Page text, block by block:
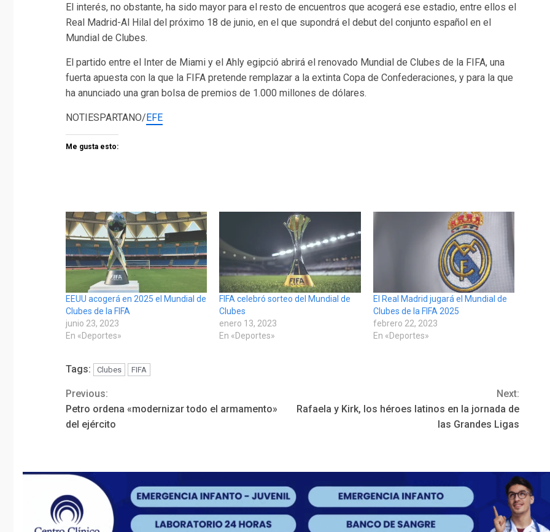
El interés, no obstante, ha sido mayor para el resto de encuentros que acogerá ese estadio, entre ellos el
Real Madrid-Al Hilal del próximo 18 de junio, en el que supondrá el debut del conjunto español en el
Mundial de Clubes.
El partido entre el Inter de Miami y el Ahly egipció abrirá el renovado Mundial de Clubes de la FIFA, una
fuerta apuesta con la que la FIFA pretende remplazar a la extinta Copa de Confederaciones, y para la que
ha anunciado una gran bolsa de premios de 1.000 millones de dólares.
NOTIESPARTANO/EFE
Me gusta esto:
EEUU acogerá en 2025 el Mundial de
Clubes de la FIFA
junio 23, 2023
En «Deportes»
FIFA celebró sorteo del Mundial de
Clubes
enero 13, 2023
En «Deportes»
El Real Madrid jugará el Mundial de
Clubes de la FIFA 2025
febrero 22, 2023
En «Deportes»
Tags: Clubes FIFA
Continue
Reading
Previous:
Petro ordena «modernizar todo el armamento»
del ejército
Next:
Rafaela y Kirk, los héroes latinos en la jornada de
las Grandes Ligas